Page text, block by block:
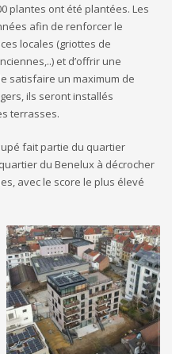
plantes ont été plantées. Les
afin de renforcer le
locales (griottes de
et d’offrir une
satisfaire un maximum de
ils seront installés
terrasses.
fait partie du quartier
du Benelux à décrocher
avec le score le plus élevé